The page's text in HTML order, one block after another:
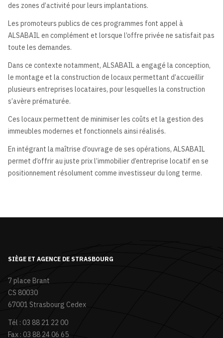
des zones d’activité pour leurs implantations.
Les promoteurs publics de ces programmes font appel à
ALSABAIL en complément et lorsque l’offre privée ne satisfait pas
toute les demandes.
Dans ce contexte notamment, ALSABAIL a engagé la conception,
le montage et la construction de locaux permettant d’accueillir
plusieurs entreprises locataires, pour lesquelles la construction
s’avère prématurée.
Ces locaux permettent de minimiser les coûts et la gestion des
immeubles modernes et fonctionnels ainsi réalisés.
En intégrant la maîtrise d’ouvrage de ses opérations, ALSABAIL
permet d’offrir au juste prix l’immobilier d’entreprise locatif en se
positionnement résolument comme investisseur du long terme.
SIÈGE ET AGENCE DE STRASBOURG
7 place Brant
CS 80030
67001 Strasbourg Cedex
Tél : 03 88 21 22 00
Fax : 03 88 24 06 65